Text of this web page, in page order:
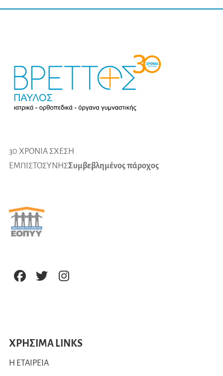
30 ΧΡΟΝΙΑ ΣΧΕΣΗ
ΕΜΠΙΣΤΟΣΥΝΗΣΣυμβεβλημένος πάροχος
ΧΡΗΣΙΜΑ LINKS
Η ΕΤΑΙΡΕΙΑ